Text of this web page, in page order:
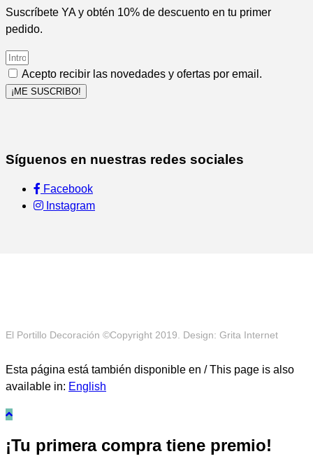
Suscríbete YA y obtén 10% de descuento en tu primer
pedido.
Acepto recibir las novedades y ofertas por email.
¡ME SUSCRIBO!
Síguenos en nuestras redes sociales
Facebook
Instagram
El Portillo Decoración ©Copyright 2019. Design: Grita Internet
Esta página está también disponible en / This page is also
available in: English
¡Tu primera compra tiene premio!